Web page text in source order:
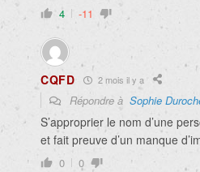
4 -11
CQFD 2 mois il y a
Répondre à Sophie
S’approprier le nom d’une
et fait preuve d’un manque
0 0